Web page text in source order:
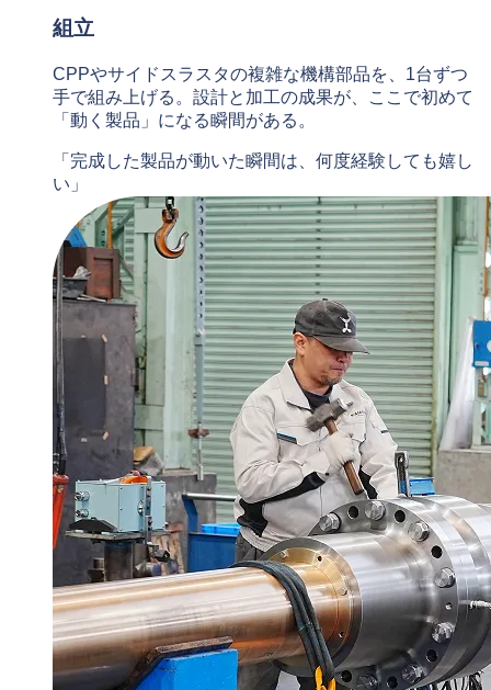
組立
CPPやサイドスラスタの複雑な機構部品を、1台ずつ
手で組み上げる。設計と加工の成果が、ここで初めて
「動く製品」になる瞬間がある。
「完成した製品が動いた瞬間は、何度経験しても嬉し
い」